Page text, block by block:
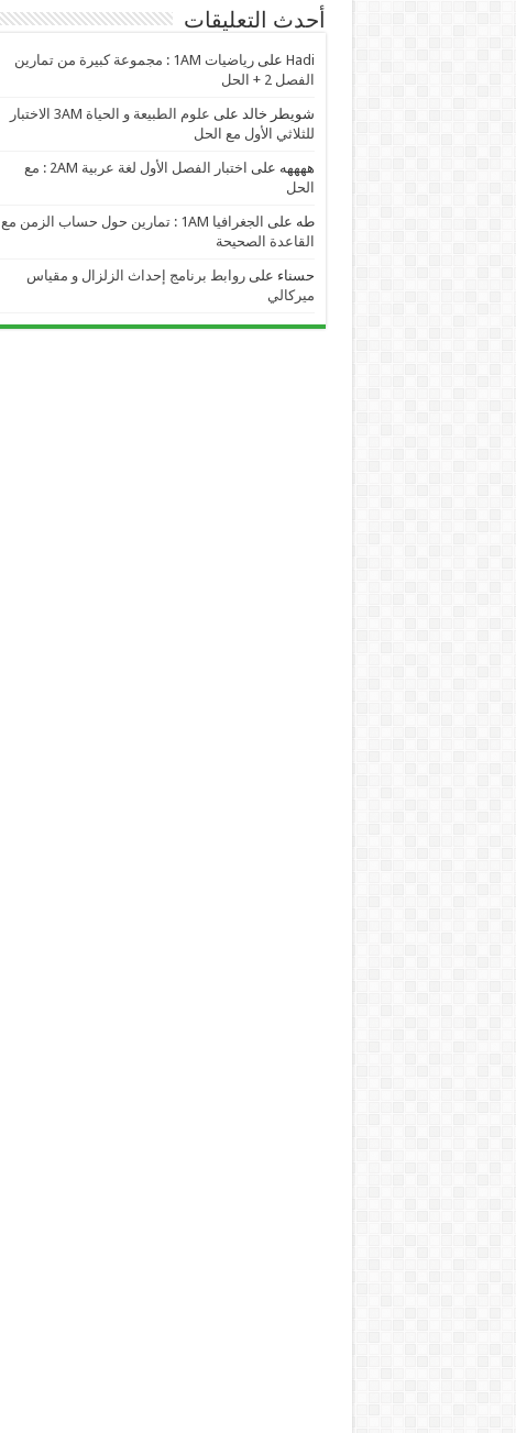
أحدث التعليقات
Hadi على
رياضيات 1AM : مجموعة كبيرة من تمارين
الفصل 2 + الحل
شويطر خالد على
علوم الطبيعة و الحياة 3AM الاختبار
للثلاثي الأول مع الحل
ههههه على
اختبار الفصل الأول لغة عربية 2AM : مع
الحل
طه على
الجغرافيا 1AM : تمارين حول حساب الزمن مع
القاعدة الصحيحة
حسناء علىروابط برنامج إحداث الزلزال و مقياس
ميركالي